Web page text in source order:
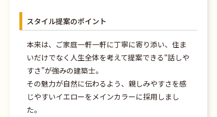
スタイル提案のポイント
本来は、ご家庭一軒一軒に丁寧に寄り添い、住ま
いだけでなく人生全体を考えて提案できる“話しや
すさ”が強みの建築士。
その魅力が自然に伝わるよう、親しみやすさを感
じやすいイエローをメインカラーに採用しまし
た。